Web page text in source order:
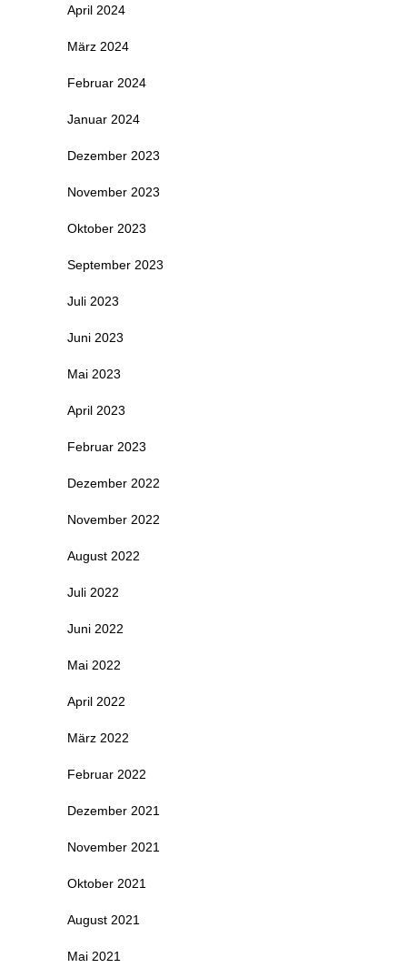
April 2024
März 2024
Februar 2024
Januar 2024
Dezember 2023
November 2023
Oktober 2023
September 2023
Juli 2023
Juni 2023
Mai 2023
April 2023
Februar 2023
Dezember 2022
November 2022
August 2022
Juli 2022
Juni 2022
Mai 2022
April 2022
März 2022
Februar 2022
Dezember 2021
November 2021
Oktober 2021
August 2021
Mai 2021